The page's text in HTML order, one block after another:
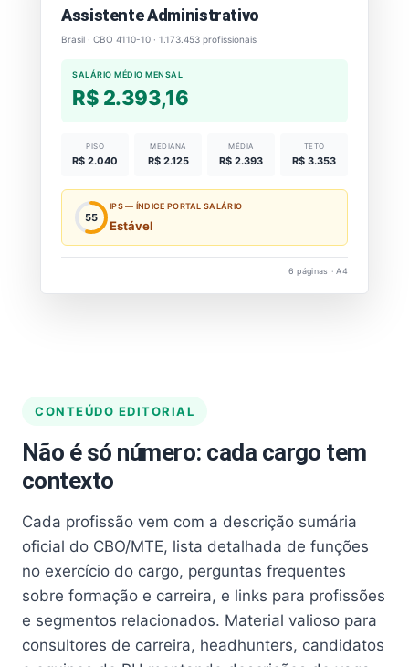
Assistente Administrativo
Brasil · CBO 4110-10 · 1.173.453 profissionais
SALÁRIO MÉDIO MENSAL
R$ 2.393,16
PISO
R$ 2.040
MEDIANA
R$ 2.125
MÉDIA
R$ 2.393
TETO
R$ 3.353
55
IPS — ÍNDICE PORTAL SALÁRIO
Estável
6 páginas · A4
CONTEÚDO EDITORIAL
Não é só número: cada cargo tem
contexto
Cada profissão vem com a descrição sumária
oficial do CBO/MTE, lista detalhada de funções
no exercício do cargo, perguntas frequentes
sobre formação e carreira, e links para profissões
e segmentos relacionados. Material valioso para
consultores de carreira, headhunters, candidatos